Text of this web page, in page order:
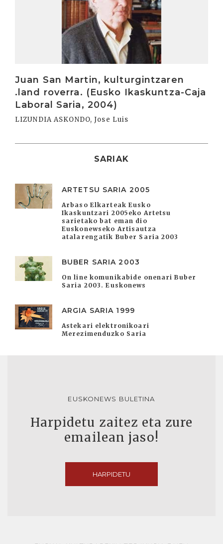
Juan San Martin, kulturgintzaren
.land roverra. (Eusko Ikaskuntza-Caja
Laboral Saria, 2004)
LIZUNDIA ASKONDO, Jose Luis
SARIAK
ARTETSU SARIA 2005
Arbaso Elkarteak Eusko
Ikaskuntzari 2005eko Artetsu
sarietako bat eman dio
Euskonewseko Artisautza
atalarengatik Buber Saria 2003
BUBER SARIA 2003
On line komunikabide onenari Buber
Saria 2003. Euskonews
ARGIA SARIA 1999
Astekari elektronikoari
Merezimenduzko Saria
EUSKONEWS BULETINA
Harpidetu zaitez eta zure
emailean jaso!
HARPIDETU